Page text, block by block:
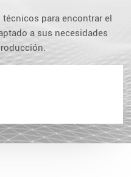
para encontrar el
a sus necesidades